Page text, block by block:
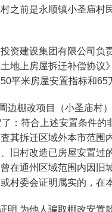
之前是永顺镇小圣庙村
资建设集团有限公司负
地上房屋拆迁补偿协议
平米房屋安置指标和65
边棚改项目（小圣庙村
：符合上述安置条件的
其拆迁区域外本市范围
旧村改造已房屋安置过
在通州区域范围内因旧
村委会证明属实的，在
明 为他人骗取棚改安置